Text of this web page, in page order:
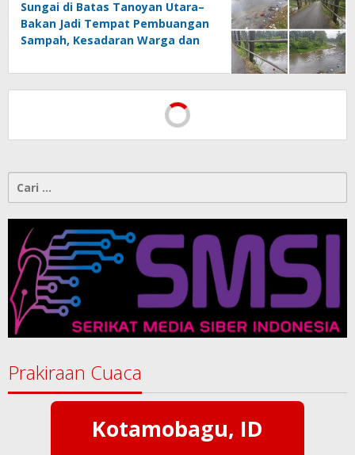
Sungai di Batas Tanoyan Utara–
Bakan Jadi Tempat Pembuangan
Sampah, Kesadaran Warga dan
Dipertanyakan
Cari
Prakiraan Cuaca
Kotamobagu, ID